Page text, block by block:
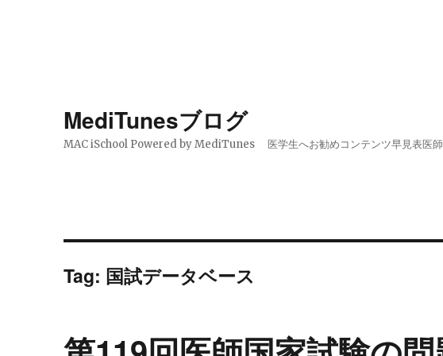
MediTunesブログ
MAC iSchool Powered by MediTunes 医学生へお勧めコンテンツ早見表医師
Tag: 国試データベース